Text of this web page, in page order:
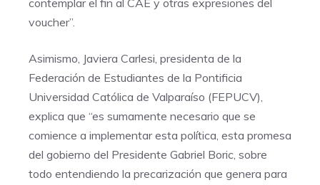
contemplar el fin al CAE y otras expresiones del
voucher”.
Asimismo, Javiera Carlesi, presidenta de la
Federación de Estudiantes de la Pontificia
Universidad Católica de Valparaíso (FEPUCV),
explica que “es sumamente necesario que se
comience a implementar esta política, esta promesa
del gobierno del Presidente Gabriel Boric, sobre
todo entendiendo la precarización que genera para